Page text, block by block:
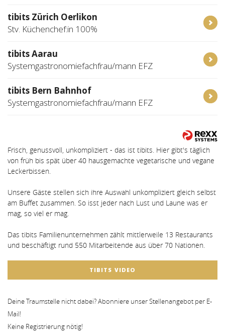
tibits Zürich Oerlikon
Stv. Küchenchef:in 100%
tibits Aarau
Systemgastronomiefachfrau/mann EFZ
tibits Bern Bahnhof
Systemgastronomiefachfrau/mann EFZ
Frisch, genussvoll, unkompliziert - das ist tibits. Hier gibt's täglich
von früh bis spät über 40 hausgemachte vegetarische und vegane
Leckerbissen.
Unsere Gäste stellen sich ihre Auswahl unkompliziert gleich selbst
am Buffet zusammen. So isst jeder nach Lust und Laune was er
mag, so viel er mag.
Das tibits Familienunternehmen zählt mittlerweile 13 Restaurants
und beschäftigt rund 550 Mitarbeitende aus über 70 Nationen.
TIBITS VIDEO
Deine Traumstelle nicht dabei? Abonniere unser Stellenangebot per E-
Mail!
Keine Registrierung nötig!